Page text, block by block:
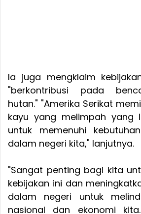
Ia juga mengklaim
"berkontribusi pada
hutan." "Amerika Serikat
kayu yang melimpah yang
untuk memenuhi
dalam negeri kita," lanjutnya.
"Sangat penting bagi kita
kebijakan ini dan
dalam negeri untuk
nasional dan ekonomi